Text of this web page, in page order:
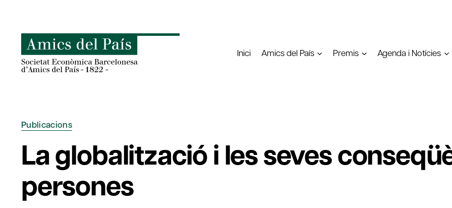
content
Inici Amics del País Premis Agenda i Notícies
Publicacions
La globalització i les seves
persones